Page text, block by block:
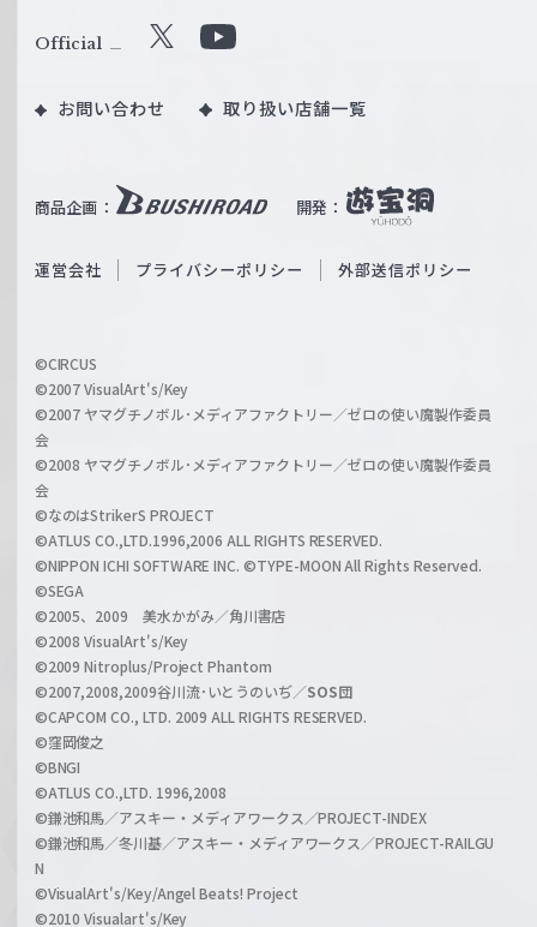
ル
W
ß
c
a
r
z
商品企画： 開発：
Official X
u
b
O
i
l
h
a
n
l
お問い合わせ 取り扱い店舗一覧
運営会社 プライバシーポリシー 外部送信ポリシー
©CIRCUS
©2007 VisualArt's/Key
©2007 ヤマグチノボル･メディアファクトリー／ゼロの使い魔製作委員
会
©2008 ヤマグチノボル･メディアファクトリー／ゼロの使い魔製作委員
会
©なのはStrikerS PROJECT
©ATLUS CO.,LTD.1996,2006 ALL RIGHTS RESERVED.
©NIPPON ICHI SOFTWARE INC. ©TYPE-MOON All Rights Reserved.
©SEGA
©2005、2009 美水かがみ／角川書店
©2008 VisualArt's/Key
©2009 Nitroplus/Project Phantom
©2007,2008,2009谷川流･いとうのいぢ／SOS団
©CAPCOM CO., LTD. 2009 ALL RIGHTS RESERVED.
©窪岡俊之
©BNGI
©ATLUS CO.,LTD. 1996,2008
©鎌池和馬／アスキー・メディアワークス／PROJECT-INDEX
©鎌池和馬／冬川基／アスキー・メディアワークス／PROJECT-RAILGU
N
©VisualArt's/Key/Angel Beats! Project
©2010 Visualart's/Key